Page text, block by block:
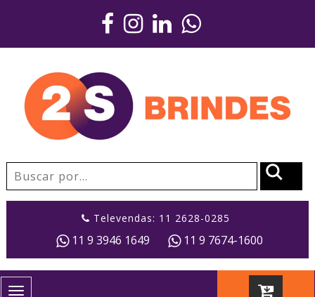
Televendas: 11 2628-0285
11 9 3946 1649 11 9 7674-1600
Toggle